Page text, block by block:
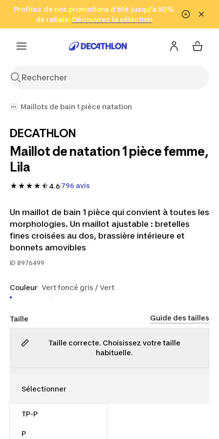
Aller à la recherche Aller au contenu Aller au pied de
Profitez de nos promotions d'été jusqu'à 50%
de rabais! Découvrez la sélection
Cliquez ici
en seulement 2 h!
(Zones sélectionnées)
Maillots de bain 1 pièce natation
DECATHLON
Maillot de natation 1 pièce femme,
Lila
4.6 796 avis
Un maillot de bain 1 pièce qui convient à toutes les
morphologies. Un maillot ajustable : bretelles
fines croisées au dos, brassière intérieure et
bonnets amovibles
ID 8976499
Couleur Vert foncé gris / Vert
Taille Guide des tailles
Taille correcte. Choisissez votre taille
habituelle.
TP-P
P